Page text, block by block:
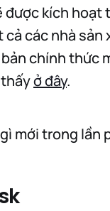
được kích hoạt
các nhà sản
chính thức
ở đây.
mới trong lần